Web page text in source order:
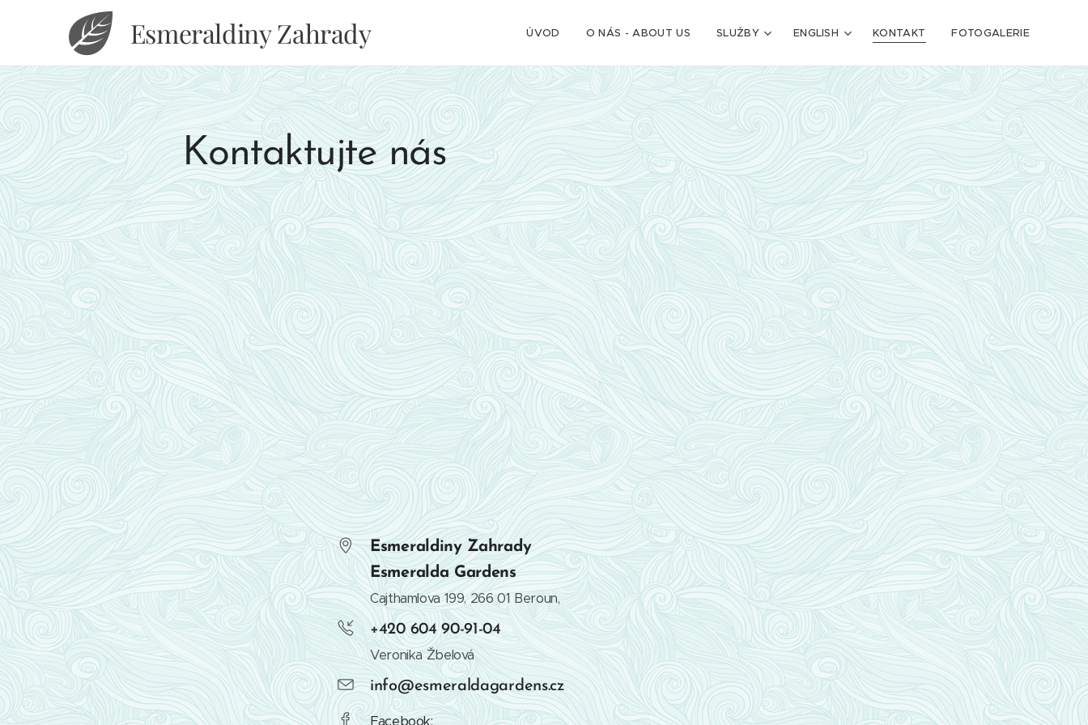
Esmeraldiny Zahrady ÚVOD O NÁS - ABOUT US SLUŽBY ENGLISH KONTAKT FOTOGALERIE
Kontaktujte nás
Esmeraldiny Zahrady
Esmeralda Gardens
Cajthamlova 199, 266 01 Beroun,
+420 604 90-91-04
Veronika Žbelová
info@esmeraldagardens.cz
Facebook: